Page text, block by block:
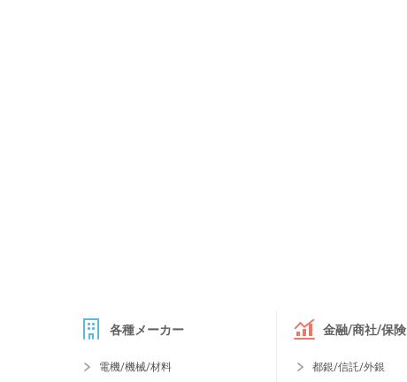
各種メーカー
電機/機械/材料
金融/商社/保険
都銀/信託/外銀